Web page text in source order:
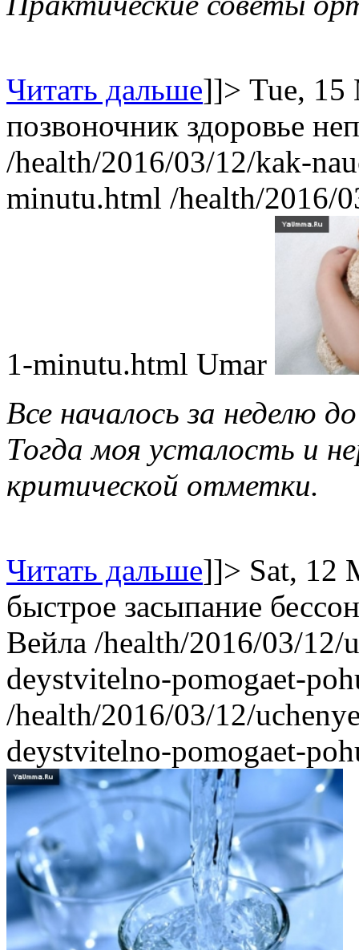
Читать дальше]]> Tue, 15
позвоночник здоровье
/health/2016/03/12/kak-
minutu.html /health/2016/
1-minutu.html Umar
Все началось за неделю
Тогда моя усталость и
критической отметки.
Читать дальше]]> Sat, 12
быстрое засыпание
Вейла /health/2016/03/12/
deystvitelno-pomogaet-
/health/2016/03/12/
deystvitelno-pomogaet-